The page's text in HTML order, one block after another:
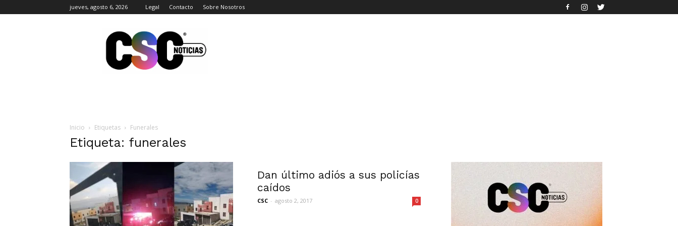
jueves, agosto 6, 2026 Legal Contacto Sobre Nosotros
Noticias
Inicio Etiquetas Funerales
Etiqueta: funerales
Dan último adiós a sus policías
caídos
CSC - agosto 2, 2017 0